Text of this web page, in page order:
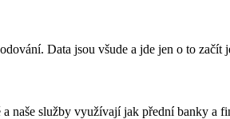
Data jsou všude a jde jen o to
naše služby využívají jak přední banky